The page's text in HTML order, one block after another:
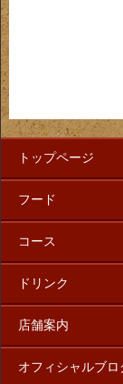
トップページ
フード
コース
ドリンク
店舗案内
オフィシャルブロ